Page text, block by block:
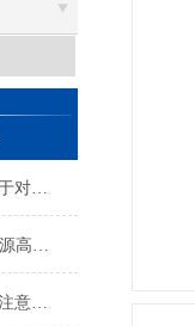
MT200超声波测厚仪也可用于对各种板材及各种加工零件做精q的测量
美国泰克Tektronix P5150 无源高压探头
简单介绍激光传感器的安装注意事项